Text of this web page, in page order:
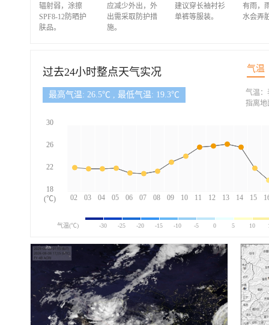
辐射弱，涂擦
SPF8-12防晒护
肤品。
应减少外出，外
出需采取防护措
施。
建议穿长袖衬衫
单裤等服装。
有雨，
水会弄
过去24小时整点天气实况 气温
最高气温: 26.5℃ , 最低气温: 19.3℃
02 03 04 05 06 07 08 09 10 11 12 13 14 15
30
26
22
18
(℃)
气温：
指离地
气温(℃) -30 -25 -20 -15 -10 -5 0 5 10